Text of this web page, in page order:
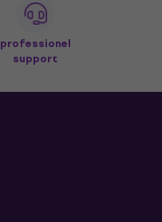
professionel
support